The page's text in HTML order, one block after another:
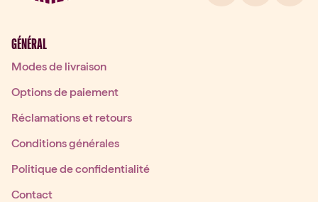
GÉNÉRAL
Modes de livraison
Options de paiement
Réclamations et retours
Conditions générales
Politique de confidentialité
Contact